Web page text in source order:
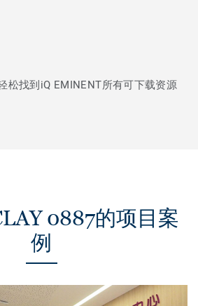
松找到iQ EMINENT所有可下载资源
0887的项目案
例